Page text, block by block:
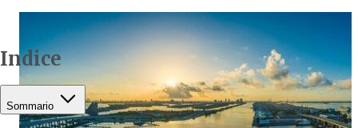
Indice
Sommario